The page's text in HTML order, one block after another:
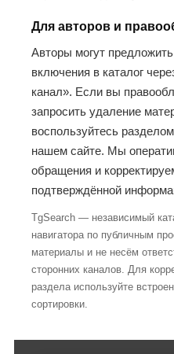
Для авторов и
Авторы могут
включения в каталог
канал». Если вы
запросить удаление
воспользуйтесь
нашем сайте. Мы
обращения и
подтверждённой
TgSearch — независимый
навигатора по публичным
материалы и не несём
сторонних каналов. Для
раздела используйте
сортировки.